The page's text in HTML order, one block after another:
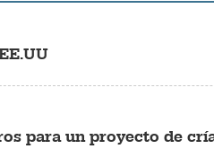
para un proyecto de